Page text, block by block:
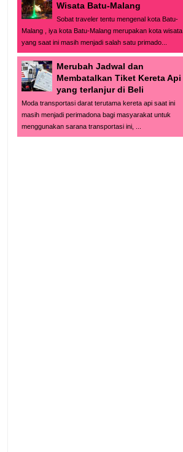
Wisata Batu-Malang
Sobat traveler tentu mengenal kota Batu-
Malang , iya kota Batu-Malang merupakan kota wisata
yang saat ini masih menjadi salah satu primado...
Merubah Jadwal dan
Membatalkan Tiket Kereta Api
yang terlanjur di Beli
Moda transportasi darat terutama kereta api saat ini
masih menjadi perimadona bagi masyarakat untuk
menggunakan sarana transportasi ini, ...